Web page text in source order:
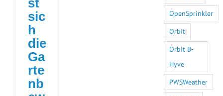
st
sic
h
die
Ga
rte
nb
OpenSprinkler
Orbit
Orbit B-
Hyve
PWSWeather